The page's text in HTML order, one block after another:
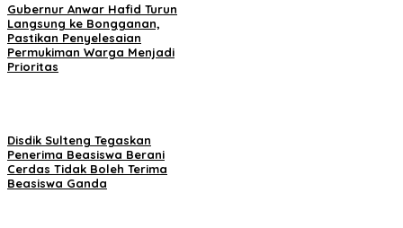
Gubernur Anwar Hafid Turun
Langsung ke Bongganan,
Pastikan Penyelesaian
Permukiman Warga Menjadi
Prioritas
Disdik Sulteng Tegaskan
Penerima Beasiswa Berani
Cerdas Tidak Boleh Terima
Beasiswa Ganda